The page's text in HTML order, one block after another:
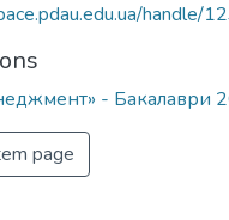
handle/
- Бакалаври
page